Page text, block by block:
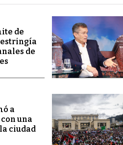
de
de
a
una
ciudad